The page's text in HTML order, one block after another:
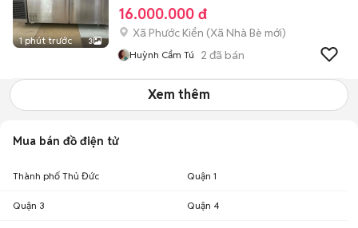
1 phút trước 3
16.000.000 đ
Xã Phước Kiển (Xã Nhà Bè mới)
Huỳnh Cẩm Tú 2 đã bán
Xem thêm
Mua bán đồ điện tử
Thành phố Thủ Đức Quận 1
Quận 3 Quận 4